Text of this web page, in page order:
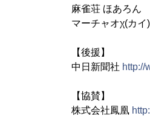
麻雀荘 ほ
マーチャオχ(カイ
【後援】
中日新聞社 http://
【協賛】
株式会社鳳凰